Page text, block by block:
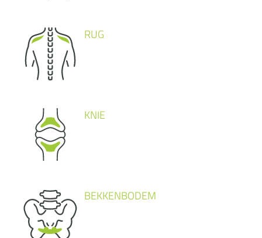
RUG
KNIE
BEKKENBODEM